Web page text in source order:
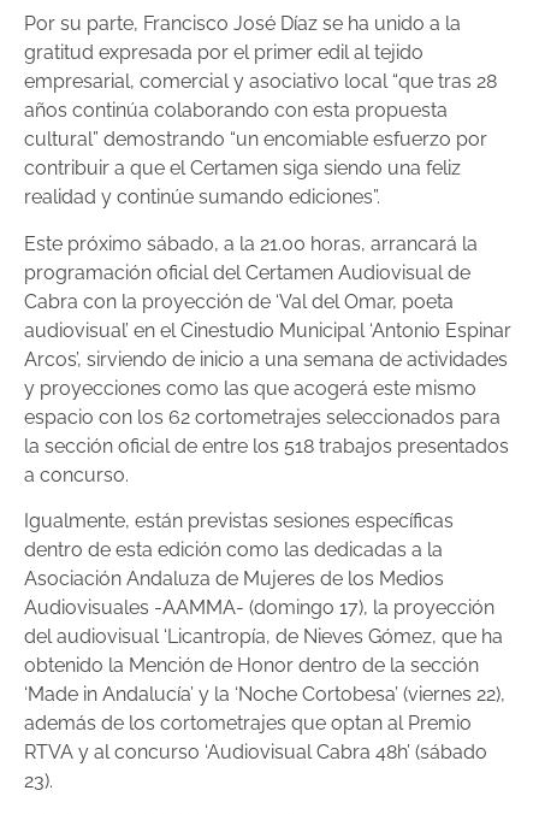
Por su parte, Francisco José Díaz se ha unido a la
gratitud expresada por el primer edil al tejido
empresarial, comercial y asociativo local “que tras 28
años continúa colaborando con esta propuesta
cultural” demostrando “un encomiable esfuerzo por
contribuir a que el Certamen siga siendo una feliz
realidad y continúe sumando ediciones”.
Este próximo sábado, a la 21.00 horas, arrancará la
programación oficial del Certamen Audiovisual de
Cabra con la proyección de ‘Val del Omar, poeta
audiovisual’ en el Cinestudio Municipal ‘Antonio Espinar
Arcos’, sirviendo de inicio a una semana de actividades
y proyecciones como las que acogerá este mismo
espacio con los 62 cortometrajes seleccionados para
la sección oficial de entre los 518 trabajos presentados
a concurso.
Igualmente, están previstas sesiones específicas
dentro de esta edición como las dedicadas a la
Asociación Andaluza de Mujeres de los Medios
Audiovisuales -AAMMA- (domingo 17), la proyección
del audiovisual ‘Licantropía, de Nieves Gómez, que ha
obtenido la Mención de Honor dentro de la sección
‘Made in Andalucía’ y la ‘Noche Cortobesa’ (viernes 22),
además de los cortometrajes que optan al Premio
RTVA y al concurso ‘Audiovisual Cabra 48h’ (sábado
23).